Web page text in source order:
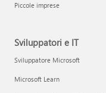
Piccole imprese
Sviluppatori e IT
Sviluppatore Microsoft
Microsoft Learn